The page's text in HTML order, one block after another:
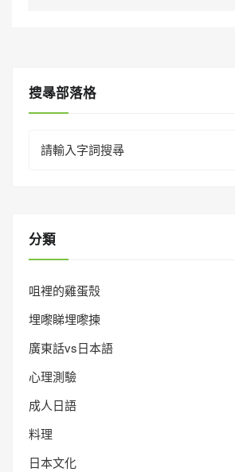
搜㝷部落格
for:
分類
咀裡的雞蛋殼
埋嚟睇埋嚟揀
廣東話vs日本語
心理測驗
成人日語
料理
日本文化